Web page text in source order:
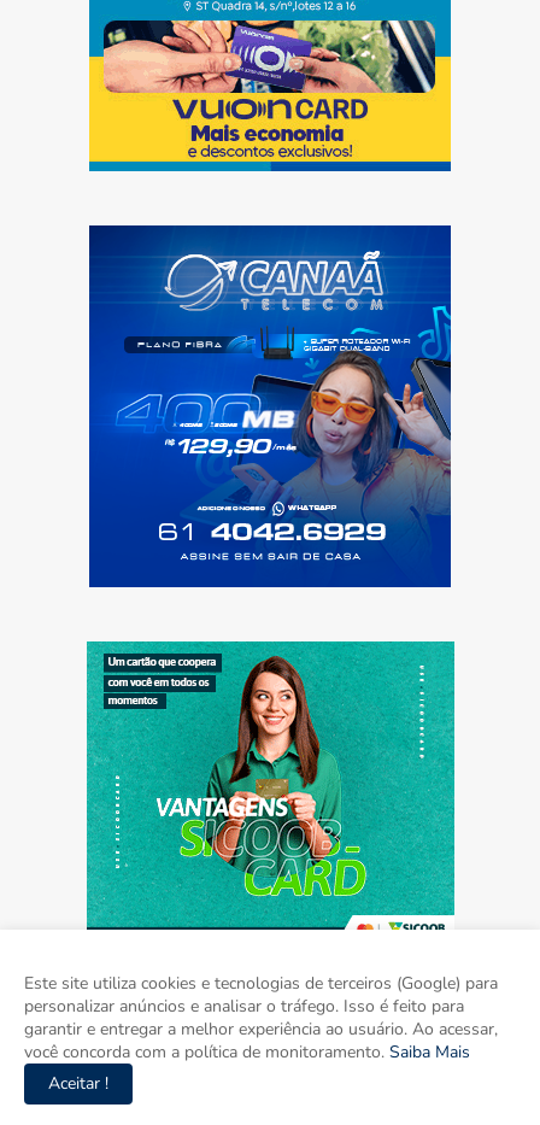
Copyright ©
Home Sobre Contato Mídia Kit
Este site utiliza cookies e tecnologias de terceiros (Google) para
personalizar anúncios e analisar o tráfego. Isso é feito para
garantir e entregar a melhor experiência ao usuário. Ao acessar,
você concorda com a política de monitoramento. Saiba Mais
Aceitar !